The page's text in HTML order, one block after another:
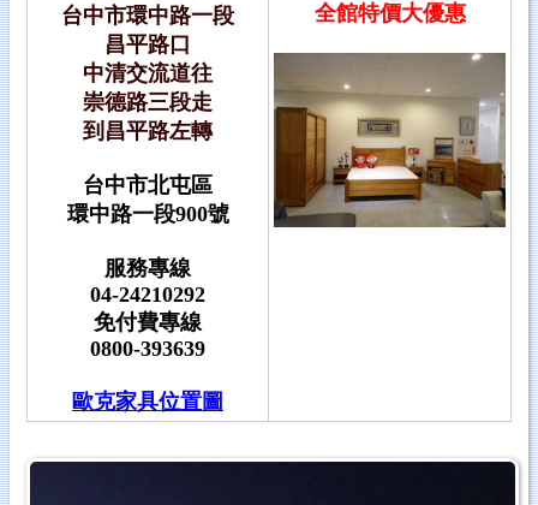
台中市環中路一段
昌平路口
中清交流道往
崇德路三段走
到昌平路左轉
台中市北屯區
環中路一段900號
服務專線
04-24210292
免付費專線
0800-393639
歐克家具位置圖
全館特價大優惠